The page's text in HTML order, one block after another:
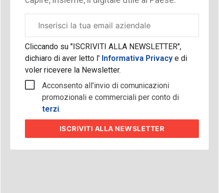
aziendale
Cliccando su "ISCRIVITI ALLA NEWSLETTER",
dichiaro di aver letto l'Informativa Privacy e di
voler ricevere la Newsletter.
Acconsento all'invio di comunicazioni
promozionali e commerciali per conto di
terzi.
ISCRIVITI ALLA NEWSLETTER